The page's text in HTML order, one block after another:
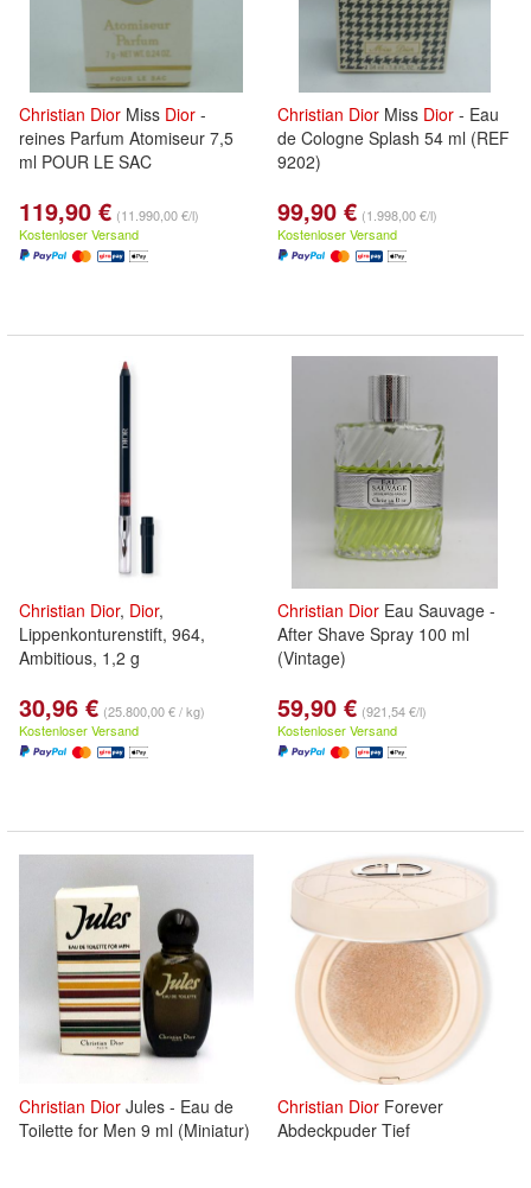
Christian Dior Miss Dior -
reines Parfum Atomiseur 7,5
ml POUR LE SAC
119,90 € (11.990,00 €/l)
Kostenloser Versand
Christian Dior Miss Dior - Eau
de Cologne Splash 54 ml (REF
9202)
99,90 € (1.998,00 €/l)
Kostenloser Versand
Christian Dior, Dior,
Lippenkonturenstift, 964,
Ambitious, 1,2 g
30,96 € (25.800,00 € / kg)
Kostenloser Versand
Christian Dior Eau Sauvage -
After Shave Spray 100 ml
(Vintage)
59,90 € (921,54 €/l)
Kostenloser Versand
Christian Dior Jules - Eau de
Toilette for Men 9 ml (Miniatur)
Christian Dior Forever
Abdeckpuder Tief